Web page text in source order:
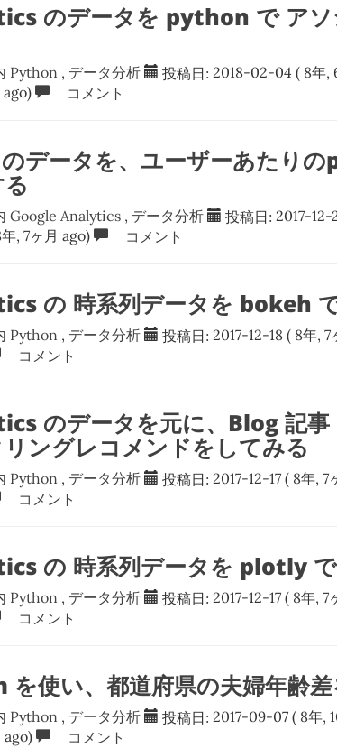
のデータを python で アソ
Python , データ分析 投稿日: 2018-02-04( 8年,
コメント
データを、ユーザーあたり
Google Analytics , データ分析 投稿日: 2017-12-
, 7ヶ月 ago) コメント
の 時系列データを bokeh
Python , データ分析 投稿日: 2017-12-18( 8年, 7
コメント
のデータを元に、Blog 記事
ングレコメンドをしてみる
Python , データ分析 投稿日: 2017-12-17( 8年, 7
コメント
の 時系列データを plotly で
Python , データ分析 投稿日: 2017-12-17( 8年, 7
コメント
使い、都道府県の夫婦年齢差
Python , データ分析 投稿日: 2017-09-07( 8年,
ago) コメント